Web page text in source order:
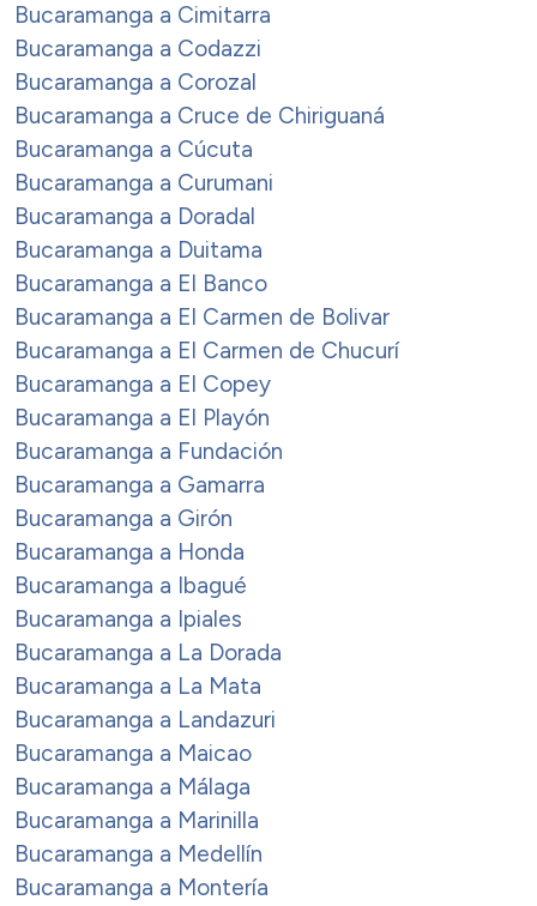
Bucaramanga a Cimitarra
Bucaramanga a Codazzi
Bucaramanga a Corozal
Bucaramanga a Cruce de Chiriguaná
Bucaramanga a Cúcuta
Bucaramanga a Curumani
Bucaramanga a Doradal
Bucaramanga a Duitama
Bucaramanga a El Banco
Bucaramanga a El Carmen de Bolivar
Bucaramanga a El Carmen de Chucurí
Bucaramanga a El Copey
Bucaramanga a El Playón
Bucaramanga a Fundación
Bucaramanga a Gamarra
Bucaramanga a Girón
Bucaramanga a Honda
Bucaramanga a Ibagué
Bucaramanga a Ipiales
Bucaramanga a La Dorada
Bucaramanga a La Mata
Bucaramanga a Landazuri
Bucaramanga a Maicao
Bucaramanga a Málaga
Bucaramanga a Marinilla
Bucaramanga a Medellín
Bucaramanga a Montería